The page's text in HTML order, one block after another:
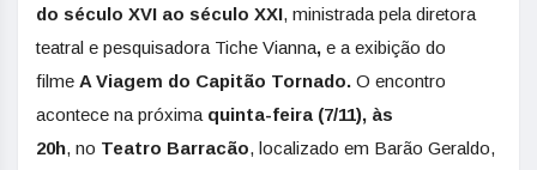
do século XVI ao século XXI, ministrada pela diretora
teatral e pesquisadora Tiche Vianna, e a exibição do
filme A Viagem do Capitão Tornado. O encontro
acontece na próxima quinta-feira (7/11), às
20h, no Teatro Barracão, localizado em Barão Geraldo,